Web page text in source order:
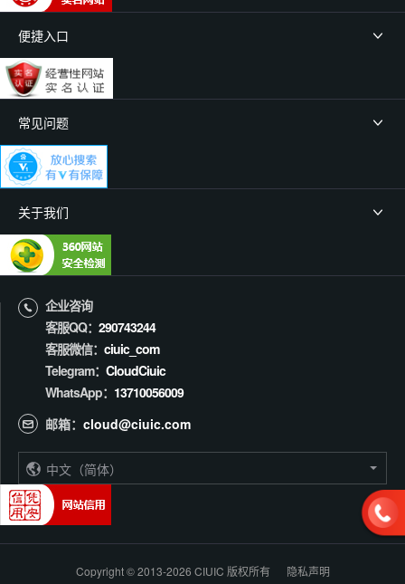
便捷入口
常见问题
关于我们
企业咨询
客服QQ： 290743244
客服微信： ciuic_com
Telegram： CloudCiuic
WhatsApp： 13710056009
邮箱： cloud@ciuic.com
中文（简体）
Copyright © 2013-2026 CIUIC 版权所有 隐私声明